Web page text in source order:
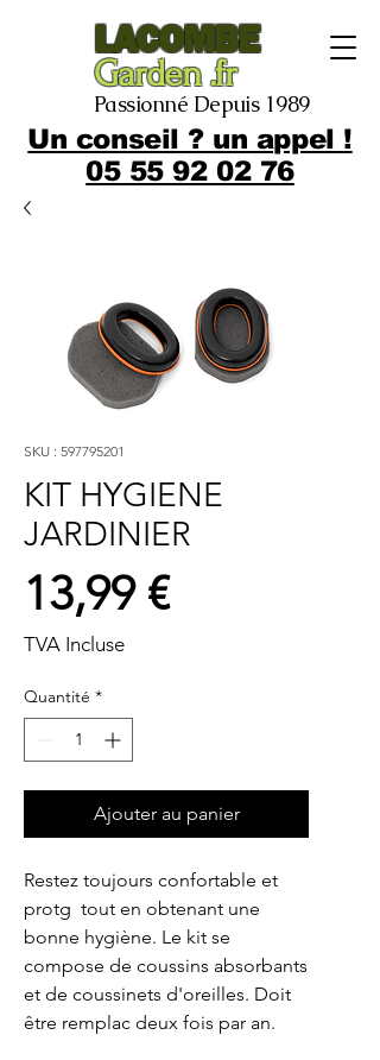
LACOMBE
Garden .fr
Passionné Depuis 1989
Un conseil ? un appel !
05 55 92 02 76
SKU : 597795201
KIT HYGIENE
JARDINIER
13,99 €Prix
TVA Incluse
Quantité *
Ajouter au panier
Restez toujours confortable et
protg  tout en obtenant une
bonne hygiène. Le kit se
compose de coussins absorbants
et de coussinets d'oreilles. Doit
être remplac deux fois par an.